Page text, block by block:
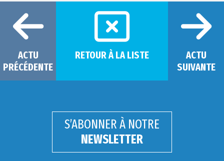
ACTU
PRÉCÉDENTE
RETOUR À LA LISTE
ACTU
SUIVANTE
S’ABONNER À NOTRE
NEWSLETTER